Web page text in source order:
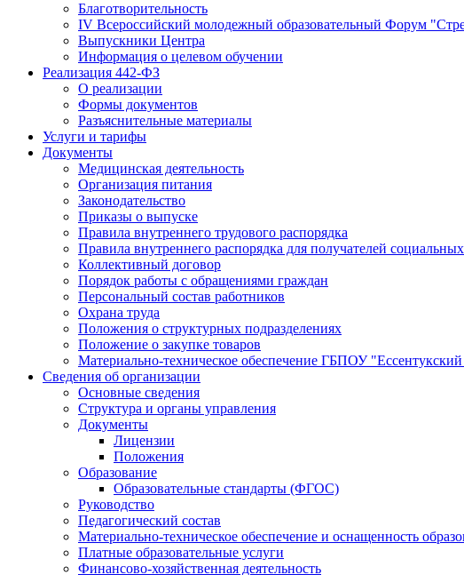
Благотворительность
IV Всероссийский молодежный образовательный Форум
Выпускники Центра
Информация о целевом обучении
Реализация 442-ФЗ
О реализации
Формы документов
Разъяснительные материалы
Услуги и тарифы
Документы
Медицинская деятельность
Организация питания
Законодательство
Приказы о выпуске
Правила внутреннего трудового распорядка
Правила внутреннего распорядка для получателей
Коллективный договор
Порядок работы с обращениями граждан
Персональный состав работников
Охрана труда
Положения о структурных подразделениях
Положение о закупке товаров
Материально-техническое обеспечение ГБПОУ
Сведения об организации
Основные сведения
Структура и органы управления
Документы
Лицензии
Положения
Образование
Образовательные стандарты (ФГОС)
Руководство
Педагогический состав
Материально-техническое обеспечение и оснащенность
Платные образовательные услуги
Финансово-хозяйственная деятельность